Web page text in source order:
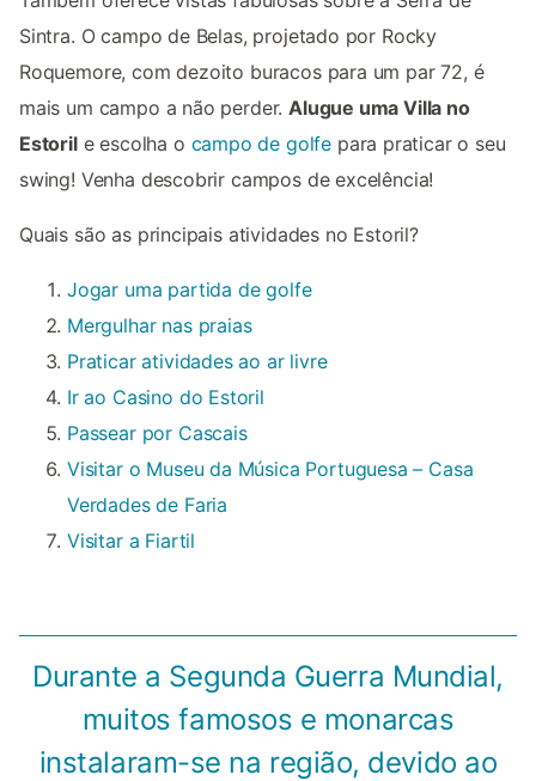
Sintra. O campo de Belas, projetado por Rocky
Roquemore, com dezoito buracos para um par 72, é
mais um campo a não perder. Alugue uma Villa no
Estorile escolha o campo de golfe para praticar o seu
swing! Venha descobrir campos de excelência!
Quais são as principais atividades no Estoril?
Jogar uma partida de golfe
Mergulhar nas praias
Praticar atividades ao ar livre
Ir ao Casino do Estoril
Passear por Cascais
Visitar o Museu da Música Portuguesa – Casa
Verdades de Faria
Visitar a Fiartil
Durante a Segunda Guerra Mundial,
muitos famosos e monarcas
instalaram-se na região, devido ao